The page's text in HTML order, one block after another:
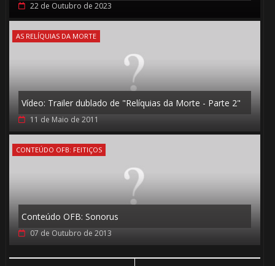
22 de Outubro de 2023
AS RELÍQUIAS DA MORTE
Vídeo: Trailer dublado de "Relíquias da Morte - Parte 2"
11 de Maio de 2011
CONTEÚDO OFB: FEITIÇOS
Conteúdo OFB: Sonorus
07 de Outubro de 2013
1️⃣
8️⃣
🎂
1️⃣ 8️⃣
🎈